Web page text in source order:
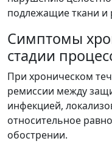
подлежащие ткани и
Симптомы
стадии
При хроническом
ремиссии между
инфекцией,
относительное
обострении.